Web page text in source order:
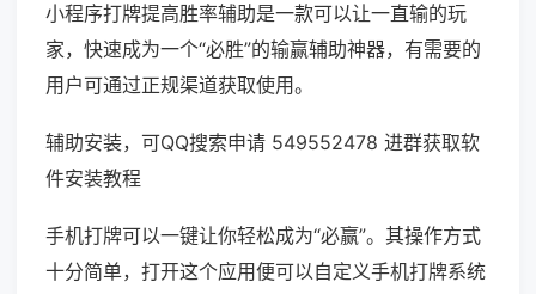
小程序打牌提高胜率辅助是一款可以让一直输的玩
家，快速成为一个“必胜”的输赢辅助神器，有需要的
用户可通过正规渠道获取使用。
辅助安装，可QQ搜索申请 549552478 进群获取软
件安装教程
手机打牌可以一键让你轻松成为“必赢”。其操作方式
十分简单，打开这个应用便可以自定义手机打牌系统